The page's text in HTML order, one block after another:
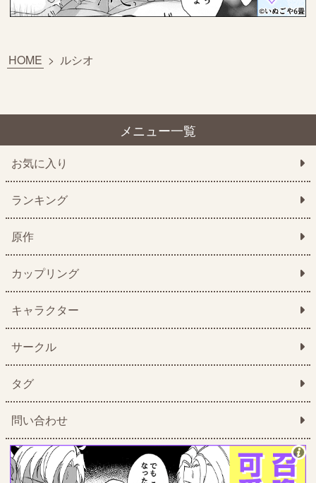
HOME > ルシオ
メニュー一覧
お気に入り
ランキング
原作
カップリング
キャラクター
サークル
タグ
問い合わせ